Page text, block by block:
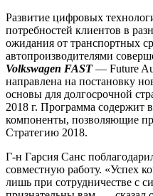
Развитие цифровых
потребностей клиентов в
ожидания от транспортных
автопроизводителями
Volkswagen FAST— Future
направлена на постановку
основы для долгосрочной
2018 г. Программа содержит
компоненты, позволяющие
Стратегию 2018.
Г-н Гарсия Санс
совместную работу. «Успех
лишь при сотрудничестве с